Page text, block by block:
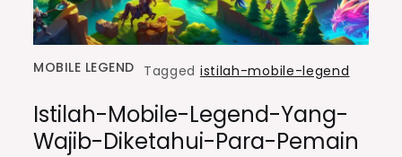
MOBILE LEGEND Tagged istilah-mobile-legend
Istilah-Mobile-Legend-Yang-
Wajib-Diketahui-Para-Pemain